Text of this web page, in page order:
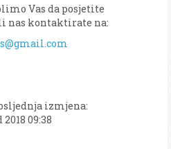
Vas da posjetite
nas kontaktirate na:
izmjena:
09:38